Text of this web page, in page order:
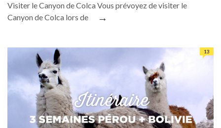
Visiter le Canyon de Colca Vous prévoyez de visiter le
Canyon de Colca lors de
→
13